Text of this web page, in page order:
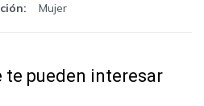
Mujer
te pueden interesar